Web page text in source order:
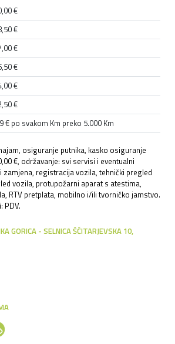
€
€
€
€
€
€
€ po svakom Km preko 5.000 Km
osiguranje putnika, kasko osiguranje
€, održavanje: svi servisi i eventualni
zamjena, registracija vozila, tehnički pregled
vozila, protupožarni aparat s atestima,
RTV pretplata, mobilno i/ili tvorničko jamstvo.
PDV.
GORICA - SELNICA ŠĆITARJEVSKA 10,